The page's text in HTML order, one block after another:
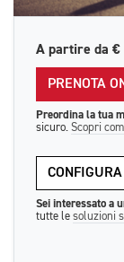
A partire da €
PRENOTA
Preordina la tua
sicuro. Scopri
Sei interessato a
tutte le soluzioni